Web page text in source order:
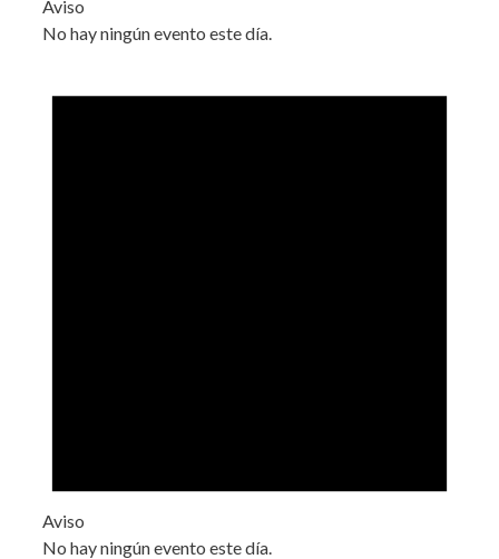
Aviso
No hay ningún evento este día.
Aviso
No hay ningún evento este día.